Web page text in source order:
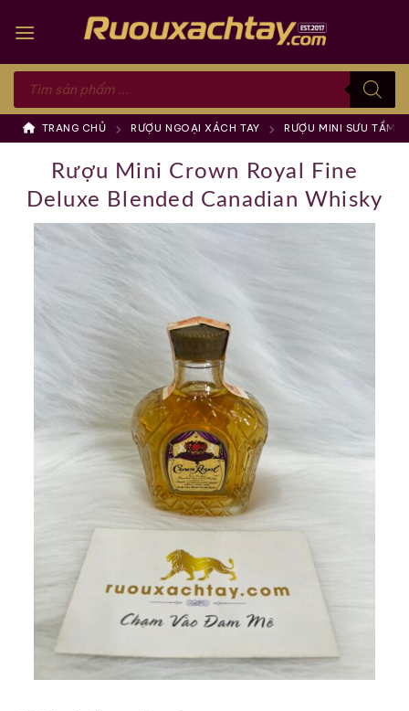
Tìm
kiếm
phẩm
TRANG CHỦ RƯỢU NGOẠI XÁCH TAY RƯỢU MINI SƯU TẦM
Rượu Mini Crown Royal Fine
Deluxe Blended Canadian Whisky